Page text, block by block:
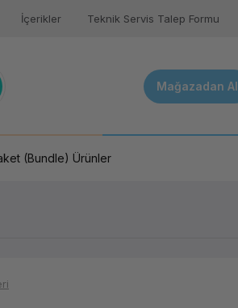
İçerikler Teknik Servis Talep Formu
Mağazadan Al
(Bundle) Ürünler